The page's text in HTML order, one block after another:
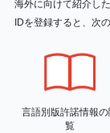
海外に向けて紹介し
IDを登録すると、次
言語別版許諾情報の
覧